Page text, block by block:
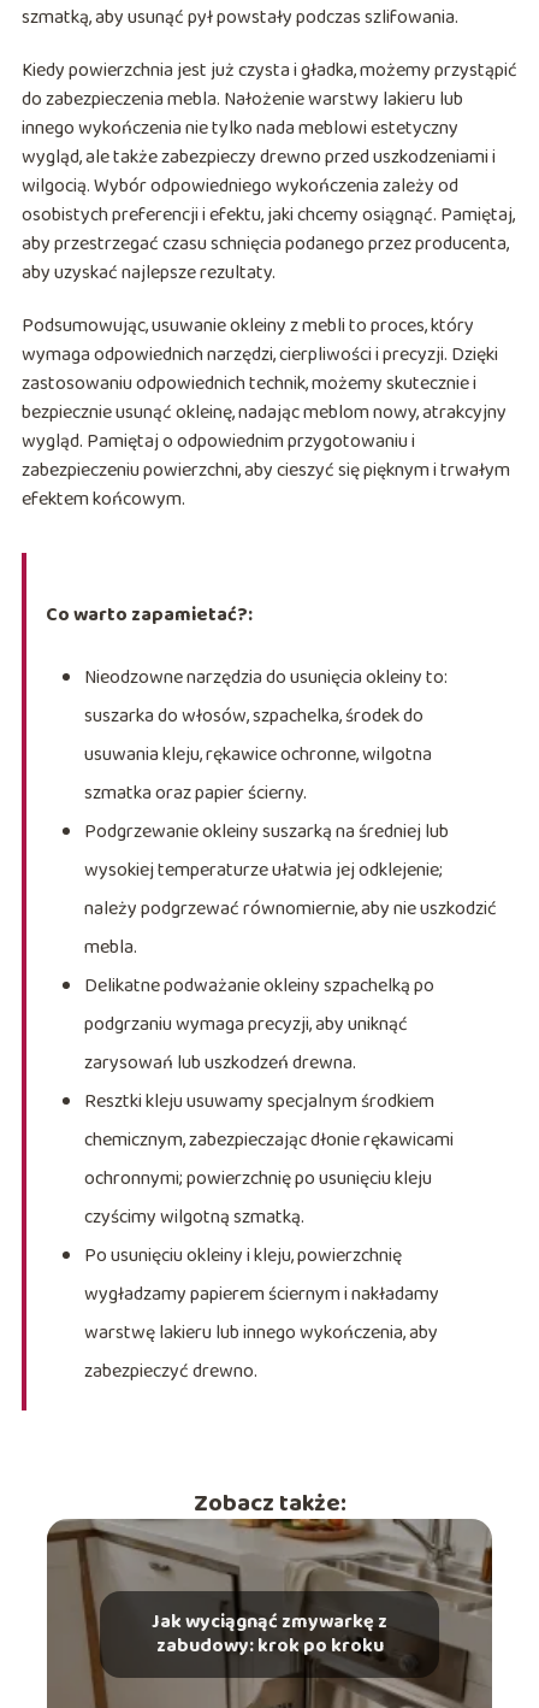
szmatką, aby usunąć pył powstały podczas szlifowania.
Kiedy powierzchnia jest już czysta i gładka, możemy przystąpić
do zabezpieczenia mebla. Nałożenie warstwy lakieru lub
innego wykończenia nie tylko nada meblowi estetyczny
wygląd, ale także zabezpieczy drewno przed uszkodzeniami i
wilgocią. Wybór odpowiedniego wykończenia zależy od
osobistych preferencji i efektu, jaki chcemy osiągnąć. Pamiętaj,
aby przestrzegać czasu schnięcia podanego przez producenta,
aby uzyskać najlepsze rezultaty.
Podsumowując, usuwanie okleiny z mebli to proces, który
wymaga odpowiednich narzędzi, cierpliwości i precyzji. Dzięki
zastosowaniu odpowiednich technik, możemy skutecznie i
bezpiecznie usunąć okleinę, nadając meblom nowy, atrakcyjny
wygląd. Pamiętaj o odpowiednim przygotowaniu i
zabezpieczeniu powierzchni, aby cieszyć się pięknym i trwałym
efektem końcowym.
Co warto zapamietać?:
Nieodzowne narzędzia do usunięcia okleiny to:
suszarka do włosów, szpachelka, środek do
usuwania kleju, rękawice ochronne, wilgotna
szmatka oraz papier ścierny.
Podgrzewanie okleiny suszarką na średniej lub
wysokiej temperaturze ułatwia jej odklejenie;
należy podgrzewać równomiernie, aby nie uszkodzić
mebla.
Delikatne podważanie okleiny szpachelką po
podgrzaniu wymaga precyzji, aby uniknąć
zarysowań lub uszkodzeń drewna.
Resztki kleju usuwamy specjalnym środkiem
chemicznym, zabezpieczając dłonie rękawicami
ochronnymi; powierzchnię po usunięciu kleju
czyścimy wilgotną szmatką.
Po usunięciu okleiny i kleju, powierzchnię
wygładzamy papierem ściernym i nakładamy
warstwę lakieru lub innego wykończenia, aby
zabezpieczyć drewno.
Zobacz także:
Jak wyciągnąć zmywarkę z
zabudowy: krok po kroku